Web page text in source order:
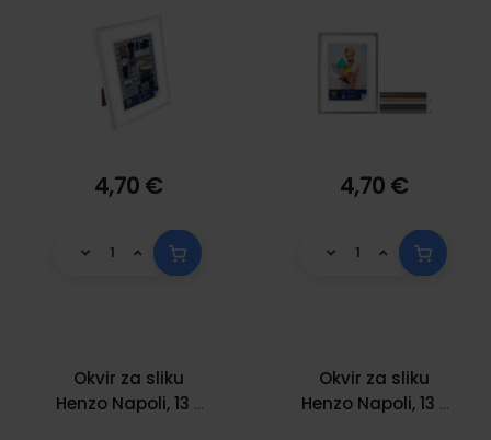
4,70 € 4,70 €
Okvir za sliku
Henzo Napoli, 13 x
Okvir za sliku
Henzo Napoli, 13 x